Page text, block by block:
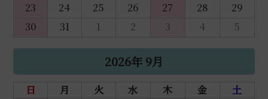
23
24 25 26 27 28
29
30
31 1 2 3 4 5
2026年 9月
日 月 火 水 木 金
土